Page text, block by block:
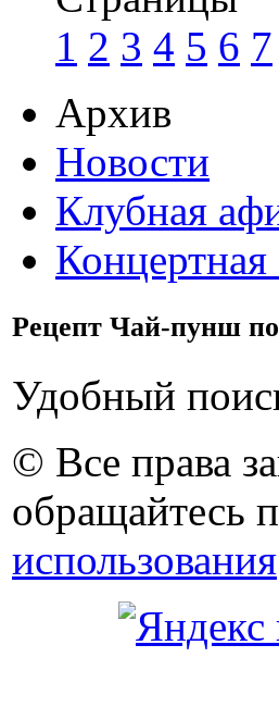
1 2 3 4 5 6 7
Архив
Новости
Клубная
Рецепт Чай-пунш
Удобный
© Все права
обращайтесь
использования